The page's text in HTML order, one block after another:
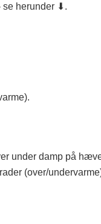
se herunder ⬇.
under damp på
(over/